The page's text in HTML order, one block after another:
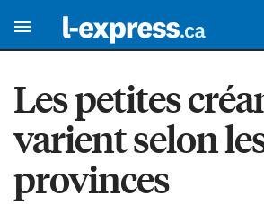
Les petites
varient selon
provinces